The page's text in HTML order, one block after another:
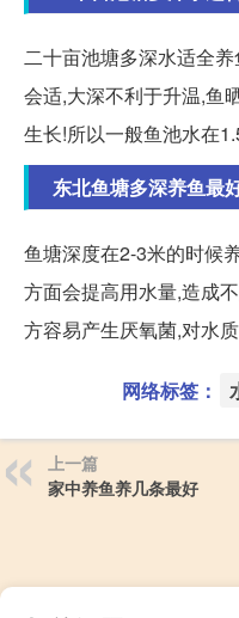
二十亩池塘多深水适全
会适,大深不利于升温,鱼
生长!所以一般鱼池水在
东北鱼塘多深养鱼最
鱼塘深度在2-3米的时候
方面会提高用水量,造成
方容易产生厌氧菌,对水
网络标签：
上一篇
家中养鱼养几条最好